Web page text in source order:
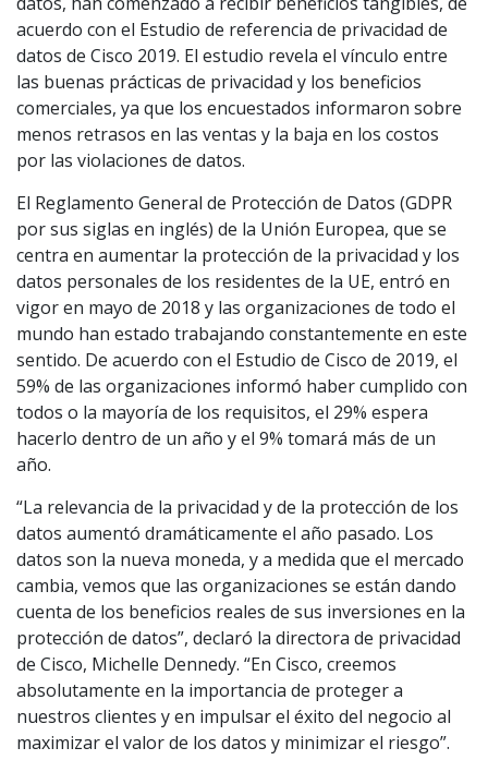
acuerdo con el Estudio de referencia de privacidad de
datos de Cisco 2019. El estudio revela el vínculo entre
las buenas prácticas de privacidad y los beneficios
comerciales, ya que los encuestados informaron sobre
menos retrasos en las ventas y la baja en los costos
por las violaciones de datos.
El Reglamento General de Protección de Datos (GDPR
por sus siglas en inglés) de la Unión Europea, que se
centra en aumentar la protección de la privacidad y los
datos personales de los residentes de la UE, entró en
vigor en mayo de 2018 y las organizaciones de todo el
mundo han estado trabajando constantemente en este
sentido. De acuerdo con el Estudio de Cisco de 2019, el
59% de las organizaciones informó haber cumplido con
todos o la mayoría de los requisitos, el 29% espera
hacerlo dentro de un año y el 9% tomará más de un
año.
“La relevancia de la privacidad y de la protección de los
datos aumentó dramáticamente el año pasado. Los
datos son la nueva moneda, y a medida que el mercado
cambia, vemos que las organizaciones se están dando
cuenta de los beneficios reales de sus inversiones en la
protección de datos”, declaró la directora de privacidad
de Cisco, Michelle Dennedy. “En Cisco, creemos
absolutamente en la importancia de proteger a
nuestros clientes y en impulsar el éxito del negocio al
maximizar el valor de los datos y minimizar el riesgo”.